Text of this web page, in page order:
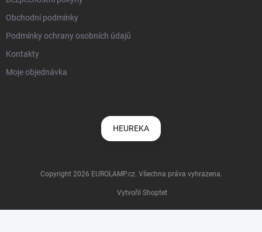
Obchodní podmínky
Podmínky ochrany osobních údajů
Kontakty
Moje objednávka
HEUREKA
Vytvořil Shoptet
Copyright 2026 EUROLAMP.cz. Všechna práva vyhrazena.